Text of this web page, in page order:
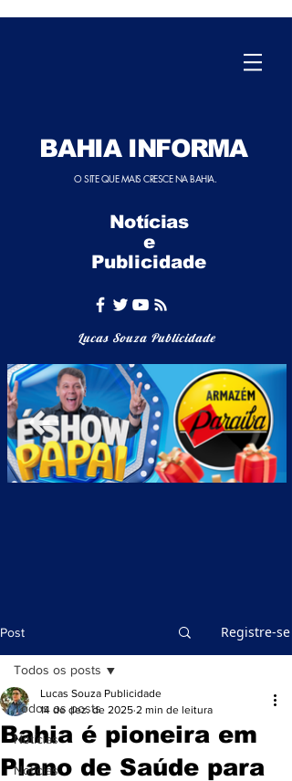
BAHIA INFORMA
O SITE QUE MAIS CRESCE NA BAHIA.
Notícias
e
Publicidade
Lucas Souza Publicidade
Post Registre-se
Todos os posts
Notícias
Notícias
Todos os posts
Bahia é pioneira em
Plano de Saúde para
Lucas Souza Publicidade
14 de dez. de 2025 2 min de leitura